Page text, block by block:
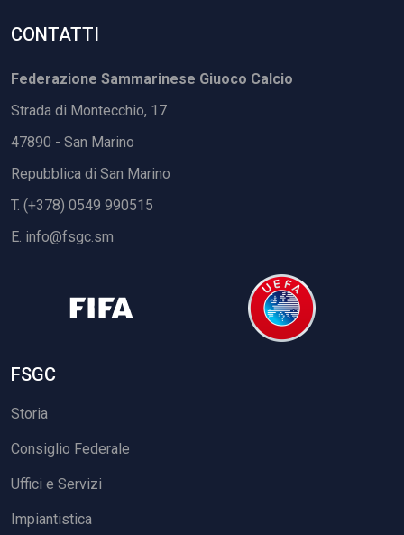
CONTATTI
Federazione Sammarinese Giuoco Calcio
Strada di Montecchio, 17
47890 - San Marino
Repubblica di San Marino
T. (+378) 0549 990515
E. info@fsgc.sm
FSGC
Storia
Consiglio Federale
Uffici e Servizi
Impiantistica